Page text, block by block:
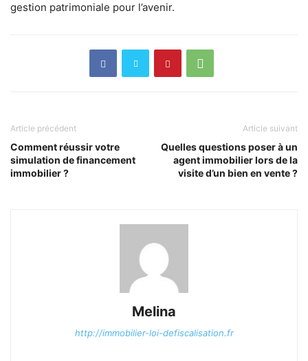
gestion patrimoniale pour l’avenir.
Article précédent
Comment réussir votre
simulation de financement
immobilier ?
Article suivant
Quelles questions poser à un
agent immobilier lors de la
visite d’un bien en vente ?
Melina
http://immobilier-loi-defiscalisation.fr